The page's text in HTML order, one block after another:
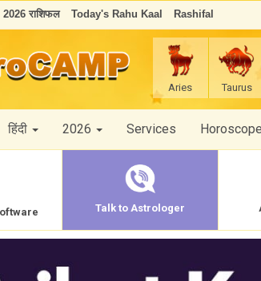
2026 राशिफल Today's Rahu Kaal Rashifal
Aries Taurus
हिंदी 2026 Services
Talk to Astrologer